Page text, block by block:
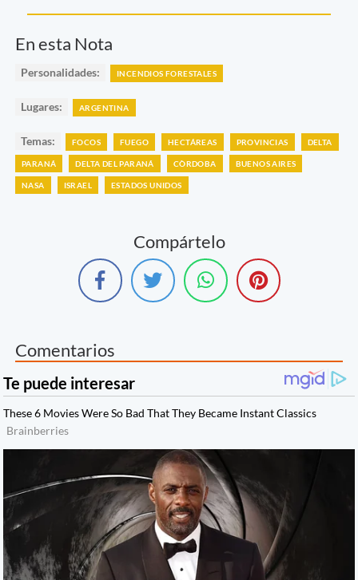
En esta Nota
Personalidades: INCENDIOS FORESTALES
Lugares: ARGENTINA
Temas: FOCOS FUEGO HECTÁREAS PROVINCIAS DELTA
PARANÁ DELTA DEL PARANÁ CÒRDOBA BUENOS AIRES
NASA ISRAEL ESTADOS UNIDOS
Compártelo
Comentarios